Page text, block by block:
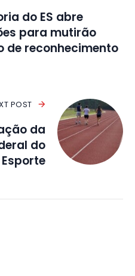
do ES abre
para mutirão
de reconhecimento
POST
da
do
Esporte